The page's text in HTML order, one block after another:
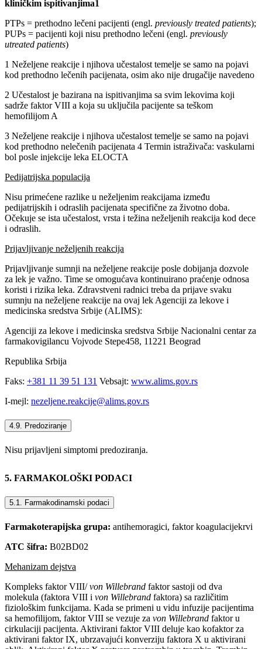
kliničkim ispitivanjima1
PTPs = prethodno lečeni pacijenti (engl. previously treated patients);
PUPs = pacijenti koji nisu prethodno lečeni (engl. previously
utreated patients)
1 Neželjene reakcije i njihova učestalost temelje se samo na pojavi
kod prethodno lečenih pacijenata, osim ako nije drugačije navedeno
2 Učestalost je bazirana na ispitivanjima sa svim lekovima koji
sadrže faktor VIII a koja su uključila pacijente sa teškom
hemofilijom A
3 Neželjene reakcije i njihova učestalost temelje se samo na pojavi
kod prethodno nelečenih pacijenata 4 Termin istraživača: vaskularni
bol posle injekcije leka ELOCTA
Pedijatrijska populacija
Nisu primećene razlike u neželjenim reakcijama između
pedijatrijskih i odraslih pacijenata specifične za životno doba.
Očekuje se ista učestalost, vrsta i težina neželjenih reakcija kod dece
i odraslih.
Prijavljivanje neželjenih reakcija
Prijavljivanje sumnji na neželjene reakcije posle dobijanja dozvole
za lek je važno. Time se omogućava kontinuirano praćenje odnosa
koristi i rizika leka. Zdravstveni radnici treba da prijave svaku
sumnju na neželjene reakcije na ovaj lek Agenciji za lekove i
medicinska sredstva Srbije (ALIMS):
Agenciji za lekove i medicinska sredstva Srbije Nacionalni centar za
farmakovigilancu Vojvode Stepe458, 11221 Beograd
Republika Srbija
Faks: +381 11 39 51 131 Vebsajt: www.alims.gov.rs
I-mejl: nezeljene.reakcije@alims.gov.rs
4.9. Predoziranje
Nisu prijavljeni simptomi predoziranja.
5. FARMAKOLOŠKI PODACI
5.1. Farmakodinamski podaci
Farmakoterapijska grupa: antihemoragici, faktor koagulacijekrvi
ATC šifra: B02BD02
Mehanizam dejstva
Kompleks faktor VIII/von Willebrand faktor sastoji od dva
molekula (faktora VIII i von Willebrand faktora) sa različitim
fiziološkim funkcijama. Kada se primeni u vidu infuzije pacijentima
sa hemofilijom, faktor VIII se vezuje za von Willebrand faktor u
cirkulaciji pacijenta. Aktivirani faktor VIII deluje kao kofaktor za
aktivirani faktor IX, ubrzavajući konverziju faktora X u aktivirani